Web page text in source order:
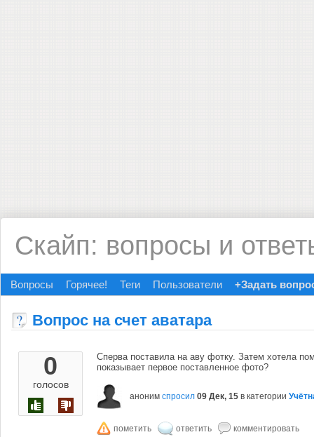
Скайп: вопросы и
Вопросы Горячее! Теги Пользователи +Задать
Вопрос на счет аватара
0
голосов
Сперва поставила на аву фотку. Затем хотела
показывает первое поставленное фото?
аноним спросил 09 Дек, 15 в категории